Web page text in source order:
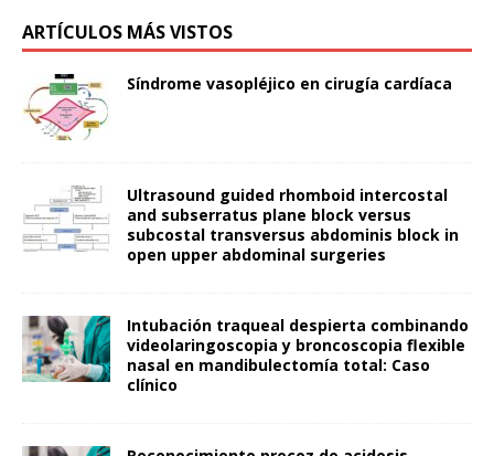
ARTÍCULOS MÁS VISTOS
Síndrome vasopléjico en cirugía cardíaca
Ultrasound guided rhomboid intercostal
and subserratus plane block versus
subcostal transversus abdominis block in
open upper abdominal surgeries
Intubación traqueal despierta combinando
videolaringoscopia y broncoscopia flexible
nasal en mandibulectomía total: Caso
clínico